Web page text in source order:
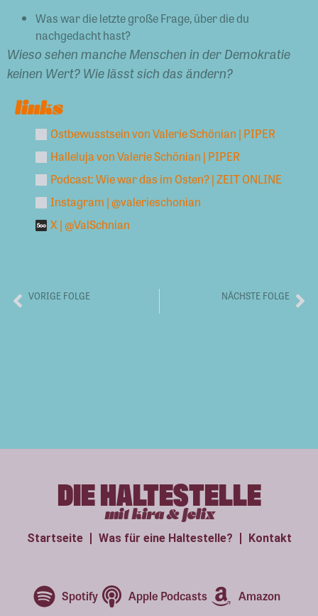
Was war die letzte große Frage, über die du
nachgedacht hast?
Wieso sehen manche Menschen in der Demokratie
keinen Wert? Wie lässt sich das ändern?
links
Ostbewusstsein von Valerie Schönian | PIPER
Halleluja von Valerie Schönian | PIPER
Podcast: Wie war das im Osten? | ZEIT ONLINE
Instagram | @valerieschonian
X | @ValSchnian
VORIGE FOLGE NÄCHSTE FOLGE
DIE HALTESTELLE
mit kira & felix
Startseite Was für eine Haltestelle? Kontakt
Spotify Apple Podcasts Amazon